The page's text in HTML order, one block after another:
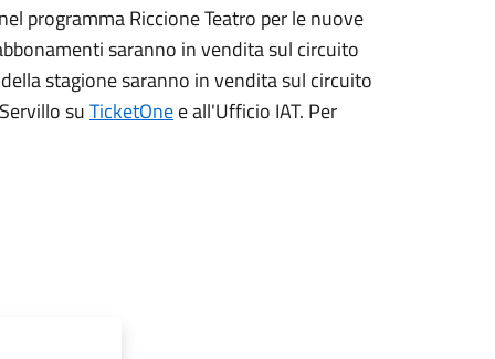
programma Riccione Teatro per le nuove
saranno in vendita sul circuito
stagione saranno in vendita sul circuito
suTicketOnee all'Ufficio IAT. Per